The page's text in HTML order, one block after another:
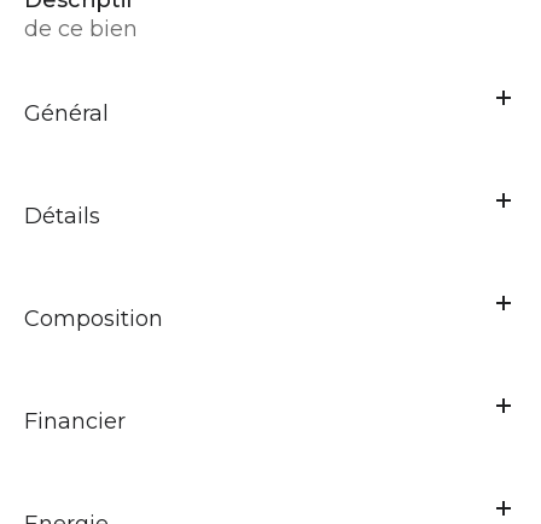
de ce bien
Général
Détails
Composition
Financier